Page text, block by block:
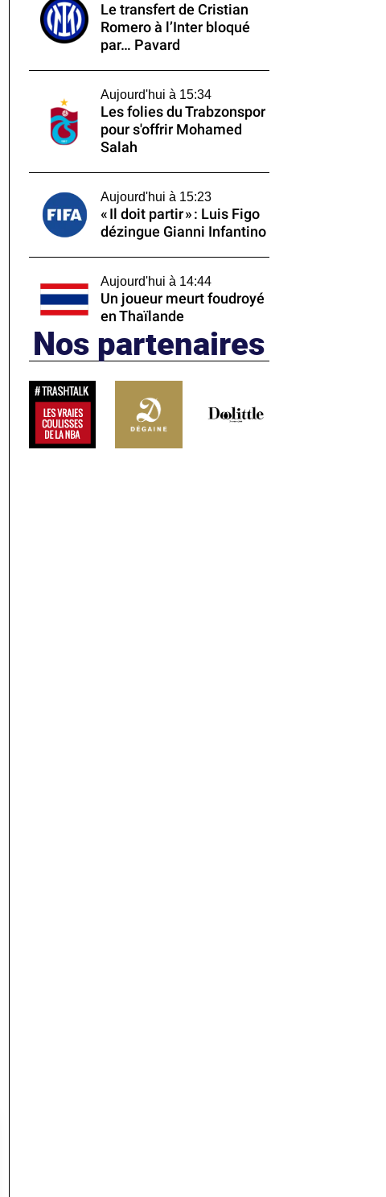
Le transfert de Cristian
Romero à l’Inter bloqué
par… Pavard
Aujourd'hui à 15:34
Les folies du Trabzonspor
pour s'offrir Mohamed
Salah
Aujourd'hui à 15:23
« Il doit partir » : Luis Figo
dézingue Gianni Infantino
Aujourd'hui à 14:44
Un joueur meurt foudroyé
en Thaïlande
Nos partenaires